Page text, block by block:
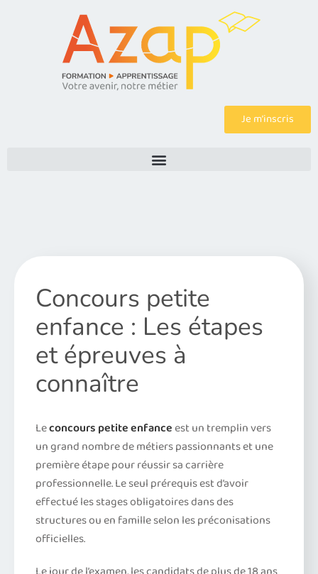
Je m’inscris
Concours petite
enfance : Les étapes
et épreuves à
connaître
Leconcours petite enfanceest un tremplin vers
un grand nombre de métiers passionnants et une
première étape pour réussir sa carrière
professionnelle. Le seul prérequis est d’avoir
effectué les stages obligatoires dans des
structures ou en famille selon les préconisations
officielles.